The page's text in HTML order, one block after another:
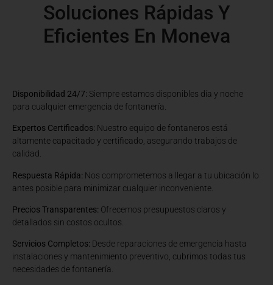
Soluciones Rápidas Y
Eficientes En Moneva
Disponibilidad 24/7: Siempre estamos disponibles día y noche
para cualquier emergencia de fontanería.
Expertos Certificados: Nuestro equipo de fontaneros está
altamente capacitado y certificado, asegurando trabajos de
calidad.
Respuesta Rápida: Nos comprometemos a llegar a tu ubicación lo
antes posible para minimizar cualquier inconveniente.
Precios Transparentes: Ofrecemos presupuestos claros y
detallados sin costos ocultos.
Servicios Completos: Desde reparaciones de emergencia hasta
instalaciones y mantenimiento preventivo, cubrimos todas tus
necesidades de fontanería.